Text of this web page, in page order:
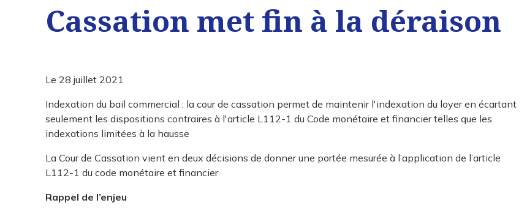
Cassation met fin à la déraison
Le 28 juillet 2021
Indexation du bail commercial : la cour de cassation permet de maintenir l'indexation du loyer en écartant
seulement les dispositions contraires à l'article L112-1 du Code monétaire et financier telles que les
indexations limitées à la hausse
La Cour de Cassation vient en deux décisions de donner une portée mesurée à l’application de l’article
L112-1 du code monétaire et financier
Rappel de l’enjeu